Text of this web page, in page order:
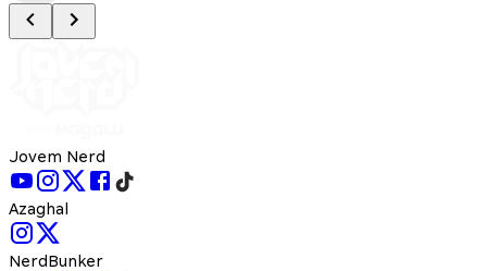
Jovem Nerd
Azaghal
NerdBunker